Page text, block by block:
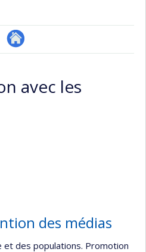
Autre
webavec les
des médias
et des populations. Promotion